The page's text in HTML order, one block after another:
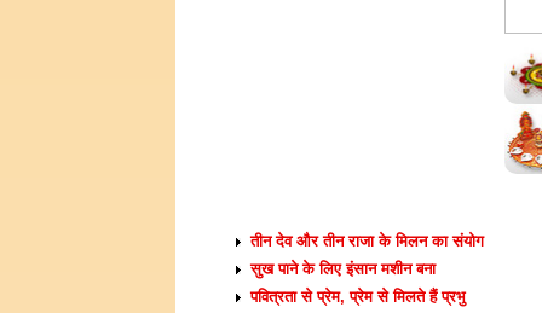
तीन देव और तीन राजा के मिलन का संयोग
सुख पाने के लिए इंसान मशीन बना
पवित्रता से प्रेम, प्रेम से मिलते हैं प्रभु